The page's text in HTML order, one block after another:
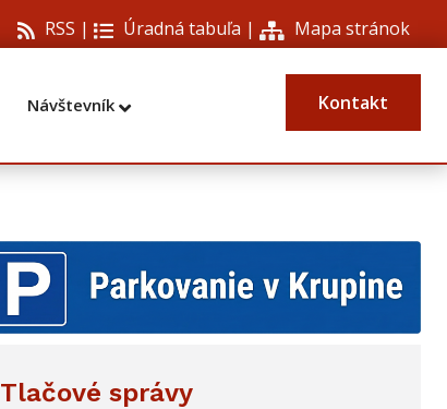
RSS | Úradná tabuľa | Mapa stránok
Návštevník Kontakt
Tlačové správy